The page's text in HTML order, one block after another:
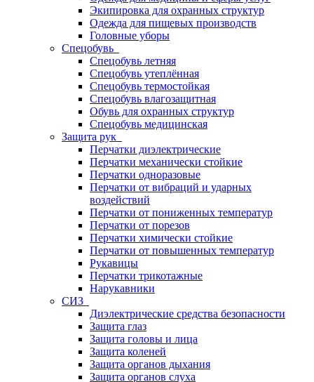
Экипировка для охранных структур
Одежда для пищевых производств
Головные уборы
Спецобувь
Спецобувь летняя
Спецобувь утеплённая
Спецобувь термостойкая
Спецобувь влагозащитная
Обувь для охранных структур
Спецобувь медицинская
Защита рук
Перчатки диэлектрические
Перчатки механически стойкие
Перчатки одноразовые
Перчатки от вибраций и ударных
воздействий
Перчатки от пониженных температур
Перчатки от порезов
Перчатки химически стойкие
Перчатки от повышенных температур
Рукавицы
Перчатки трикотажные
Нарукавники
СИЗ
Диэлектрические средства безопасности
Защита глаз
Защита головы и лица
Защита коленей
Защита органов дыхания
Защита органов слуха